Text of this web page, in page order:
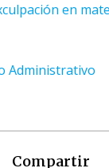
en
Administrativo
Compartir